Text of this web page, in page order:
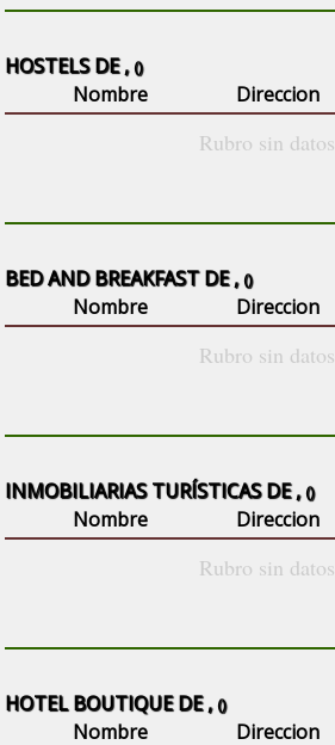
HOSTELS DE ,()
Nombre Direccion
Rubro sin datos
BED AND BREAKFAST DE ,()
Nombre Direccion
Rubro sin datos
INMOBILIARIAS TURÍSTICAS DE ,()
Nombre Direccion
Rubro sin datos
HOTEL BOUTIQUE DE ,()
Nombre Direccion